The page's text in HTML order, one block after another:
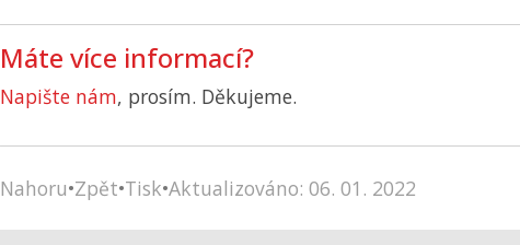
Máte více informací?
Napište nám, prosím. Děkujeme.
Nahoru•Zpět•Tisk•Aktualizováno: 06. 01. 2022